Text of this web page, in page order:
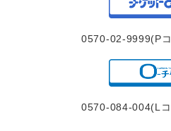
0570-02-9999(P
0570-084-004(L